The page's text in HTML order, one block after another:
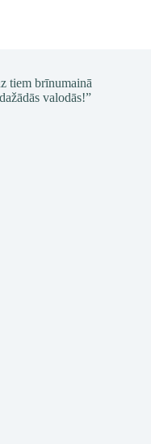
tiem brīnumainā
valodās!”